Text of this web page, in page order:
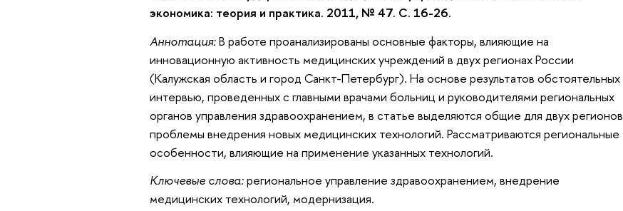
экономика: теория и практика. 2011, № 47. С. 16-26.
Аннотация:В работе проанализированы основные факторы, влияющие на
инновационную активность медицинских учреждений в двух регионах России
(Калужская область и город Санкт-Петербург). На основе результатов обстоятельных
интервью, проведенных с главными врачами больниц и руководителями региональных
органов управления здравоохранением, в статье выделяются общие для двух регионов
проблемы внедрения новых медицинских технологий. Рассматриваются региональные
особенности, влияющие на применение указанных технологий.
Ключевые слова:региональное управление здравоохранением, внедрение
медицинских технологий, модернизация.